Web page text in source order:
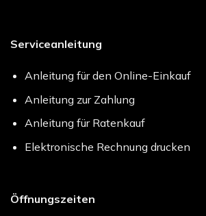
Serviceanleitung
Anleitung für den Online-Einkauf
Anleitung zur Zahlung
Anleitung für Ratenkauf
Elektronische Rechnung drucken
Öffnungszeiten